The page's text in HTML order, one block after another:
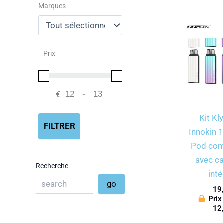
Marques
Prix
€ Minimum Price
-Maximum Price
FILTRER
Recherche
go
Kit
Innokin
Pod
avec